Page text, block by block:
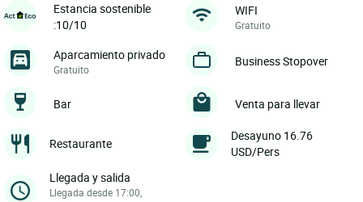
Estancia sostenible
:10/10
WIFI
Gratuito
Aparcamiento privado
Gratuito
Business Stopover
Bar Venta para llevar
Restaurante
Desayuno 16.76
USD/Pers
Llegada y salida
Llegada desde 17:00,